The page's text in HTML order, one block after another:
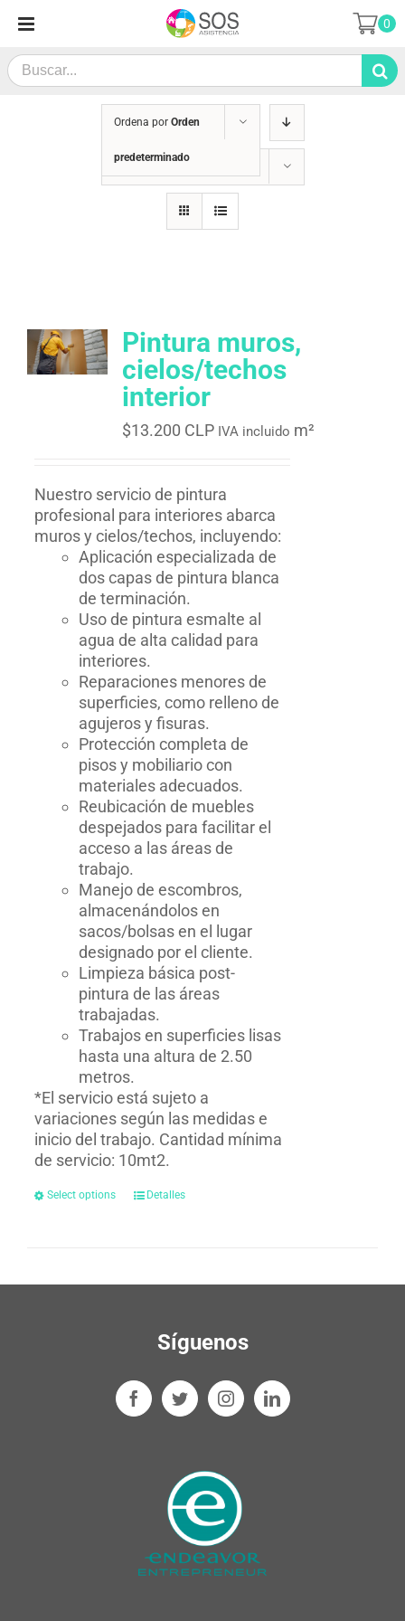
contenido
Search
for:
0
Ordena por Orden
predeterminado
Mostrar
Pintura muros,
cielos/techos
interior
$13.200 CLP IVA incluido m²
Nuestro servicio de pintura
profesional para interiores abarca
muros y cielos/techos, incluyendo:
Aplicación especializada de
dos capas de pintura blanca
de terminación.
Uso de pintura esmalte al
agua de alta calidad para
interiores.
Reparaciones menores de
superficies, como relleno de
agujeros y fisuras.
Protección completa de
pisos y mobiliario con
materiales adecuados.
Reubicación de muebles
despejados para facilitar el
acceso a las áreas de
trabajo.
Manejo de escombros,
almacenándolos en
sacos/bolsas en el lugar
designado por el cliente.
Limpieza básica post-
pintura de las áreas
trabajadas.
Trabajos en superficies lisas
hasta una altura de 2.50
metros.
*El servicio está sujeto a
variaciones según las medidas e
inicio del trabajo. Cantidad mínima
de servicio: 10mt2.
Select options Detalles
Síguenos